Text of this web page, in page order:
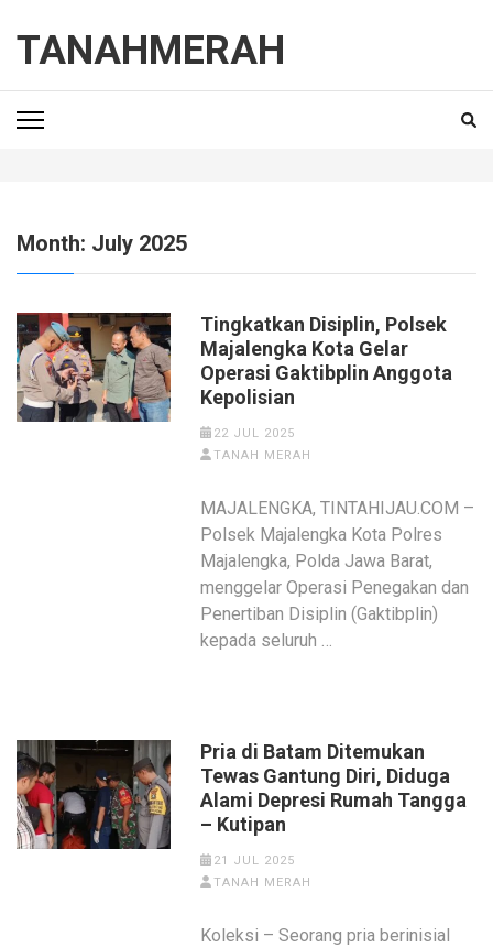
content
(Press
Enter)
TANAHMERAH
Month: July 2025
Tingkatkan Disiplin, Polsek
Majalengka Kota Gelar
Operasi Gaktibplin Anggota
Kepolisian
22 JUL 2025
TANAH MERAH
MAJALENGKA, TINTAHIJAU.COM –
Polsek Majalengka Kota Polres
Majalengka, Polda Jawa Barat,
menggelar Operasi Penegakan dan
Penertiban Disiplin (Gaktibplin)
kepada seluruh …
Pria di Batam Ditemukan
Tewas Gantung Diri, Diduga
Alami Depresi Rumah Tangga
– Kutipan
21 JUL 2025
TANAH MERAH
Koleksi – Seorang pria berinisial